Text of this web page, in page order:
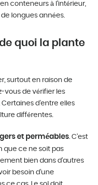
conteneurs à l’intérieur,
longues années.
quoi la plante
surtout en raison de
vous de vérifier les
d’entre elles
différentes.
et perméables. C’est
que ce ne soit pas
bien dans d’autres
besoin d’une